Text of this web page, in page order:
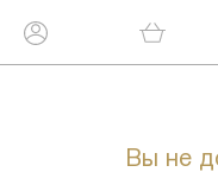
Вы не